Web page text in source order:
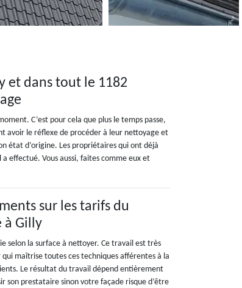
et dans tout le 1182
C’est pour cela que plus le temps passe,
avoir le réflexe de procéder à leur nettoyage et
état d’origine. Les propriétaires qui ont déjà
effectué. Vous aussi, faites comme eux et
sur les tarifs du
à Gilly
selon la surface à nettoyer. Ce travail est très
maîtrise toutes ces techniques afférentes à la
Le résultat du travail dépend entièrement
son prestataire sinon votre façade risque d’être